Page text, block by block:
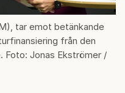
tar emot betänkande
från den
Foto: Jonas Ekströmer /